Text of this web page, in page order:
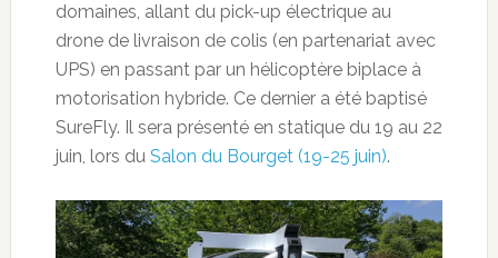
domaines, allant du pick-up électrique au
drone de livraison de colis (en partenariat avec
UPS) en passant par un hélicoptère biplace à
motorisation hybride. Ce dernier a été baptisé
SureFly. Il sera présenté en statique du 19 au 22
juin, lors du Salon du Bourget (19-25 juin).